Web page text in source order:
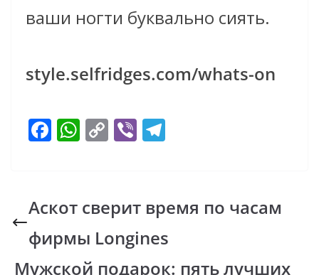
ваши ногти буквально сиять.
style.selfridges.com/whats-on
F
b
o
o
k
W
s
A
p
p
C
y
Li
n
k
Vi
gr
a
m
Аскот сверит время по часам
фирмы Longines
Мужской подарок: пять лучших